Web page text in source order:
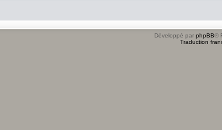
Développé par phpBB®
Traduction